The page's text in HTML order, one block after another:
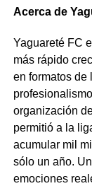
Acerca de
Yaguareté FC
más rápido
en formatos de
organización
permitió a la
acumular mil
sólo un año.
emociones